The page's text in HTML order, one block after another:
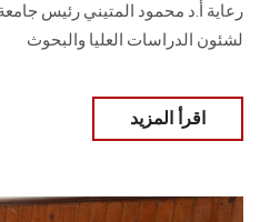
رعاية أ.د محمود المتيني رئيس
لشئون الدراسات العليا والبحوث
اقرأ المزيد